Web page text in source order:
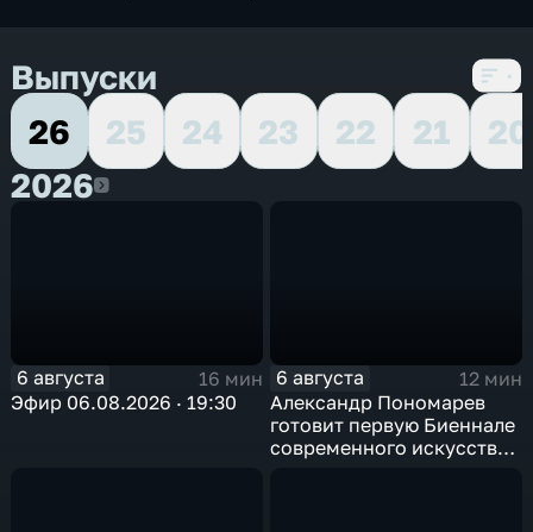
Выпуски
26
25 24 23 22 21
20
20262026
6 августа
16 мин
Эфир 06.08.2026 · 19:30
6 августа
12 мин
Александр Пономарев
готовит первую Биеннале
современного искусства